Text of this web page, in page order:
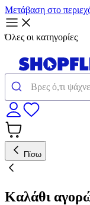
Μετάβαση στο
Όλες οι κατηγορίες
Πίσω
Καλάθι